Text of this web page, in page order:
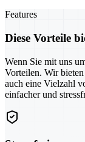
Features
Diese Vorteile
Wenn Sie mit uns
Vorteilen. Wir
auch eine Vielzahl
einfacher und